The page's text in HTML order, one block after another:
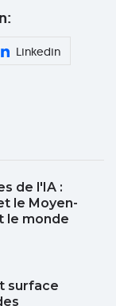
Linkedin
de l'IA :
le Moyen-
le monde
surface